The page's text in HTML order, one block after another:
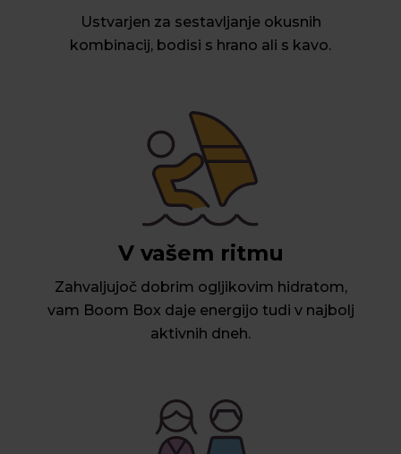
Ustvarjen za sestavljanje okusnih
kombinacij, bodisi s hrano ali s kavo.
V vašem ritmu
Zahvaljujoč dobrim ogljikovim hidratom,
vam Boom Box daje energijo tudi v najbolj
aktivnih dneh.